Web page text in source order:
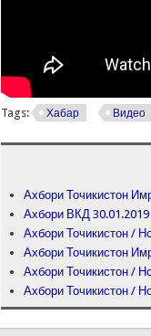
Tags: Хабар Видео
Ахбори Точикистон
Ахбори ВКД 30.01.2019
Ахбори Точикистон /
Ахбори Точикистон
Ахбори Точикистон /
Ахбори Точикистон /